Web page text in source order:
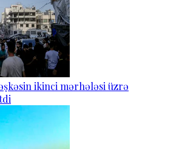
ikinci mərhələsi üzrə